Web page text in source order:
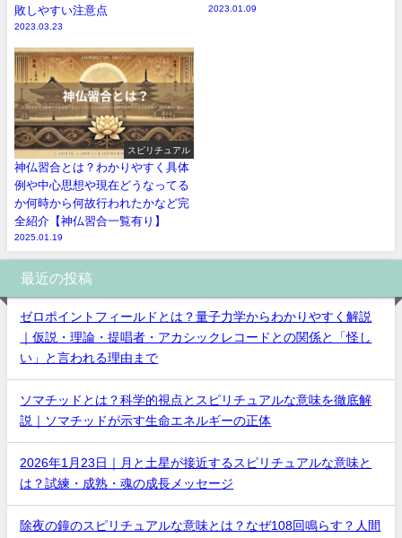
敗しやすい注意点
2023.03.23
2023.01.09
スピリチュアル
神仏習合とは？わかりやすく具体
例や中心思想や現在どうなってる
か何時から何故行われたかなど完
全紹介【神仏習合一覧有り】
2025.01.19
最近の投稿
ゼロポイントフィールドとは？量子力学からわかりやすく解説
｜仮説・理論・提唱者・アカシックレコードとの関係と「怪し
い」と言われる理由まで
ソマチッドとは？科学的視点とスピリチュアルな意味を徹底解
説｜ソマチッドが示す生命エネルギーの正体
2026年1月23日｜月と土星が接近するスピリチュアルな意味と
は？試練・成熟・魂の成長メッセージ
除夜の鐘のスピリチュアルな意味とは？なぜ108回鳴らす？人間